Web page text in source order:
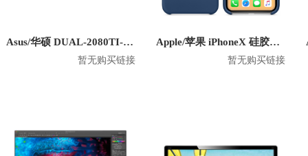
Asus/华硕 DUAL-2080TI-O11G 显卡
暂无购买链接
Apple/苹果 iPhoneX 硅胶防摔手机壳
暂无购买链接